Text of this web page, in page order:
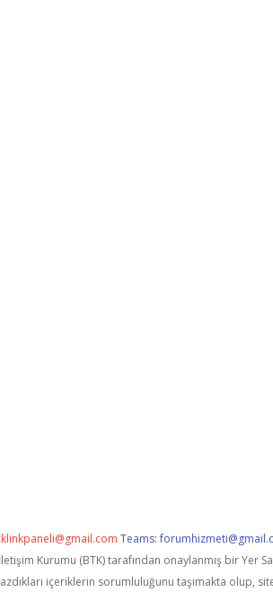
Teams:
Kurumu (BTK) tarafından onaylanmış bir
içeriklerin sorumluluğunu taşımakta olup,